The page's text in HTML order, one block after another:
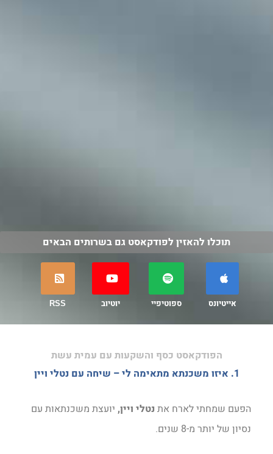
תוכלו להאזין לפודקאסט גם בשרותים הבאים
אייטיונס ספוטיפיי יוטיוב RSS
הפודקאסט כסף והשקעות עם עמית עשת
1. איזו משכנתא מתאימה לי – שיחה עם נטלי ויין
הפעם שמחתי לארח את נטלי ויין, יועצת משכנתאות עם
נסיון של יותר מ-8 שנים.